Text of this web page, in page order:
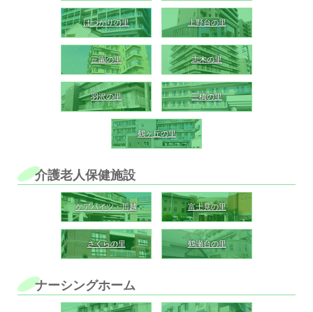
はつかりの里 上野台の里
三園の里 志木の里
羽沢の里 三橋の里
鶴ヶ丘の里
介護老人保健施設
ケアハイツ・川越 富士見の里
さくらの里 鶴瀬台の里
ナーシングホーム